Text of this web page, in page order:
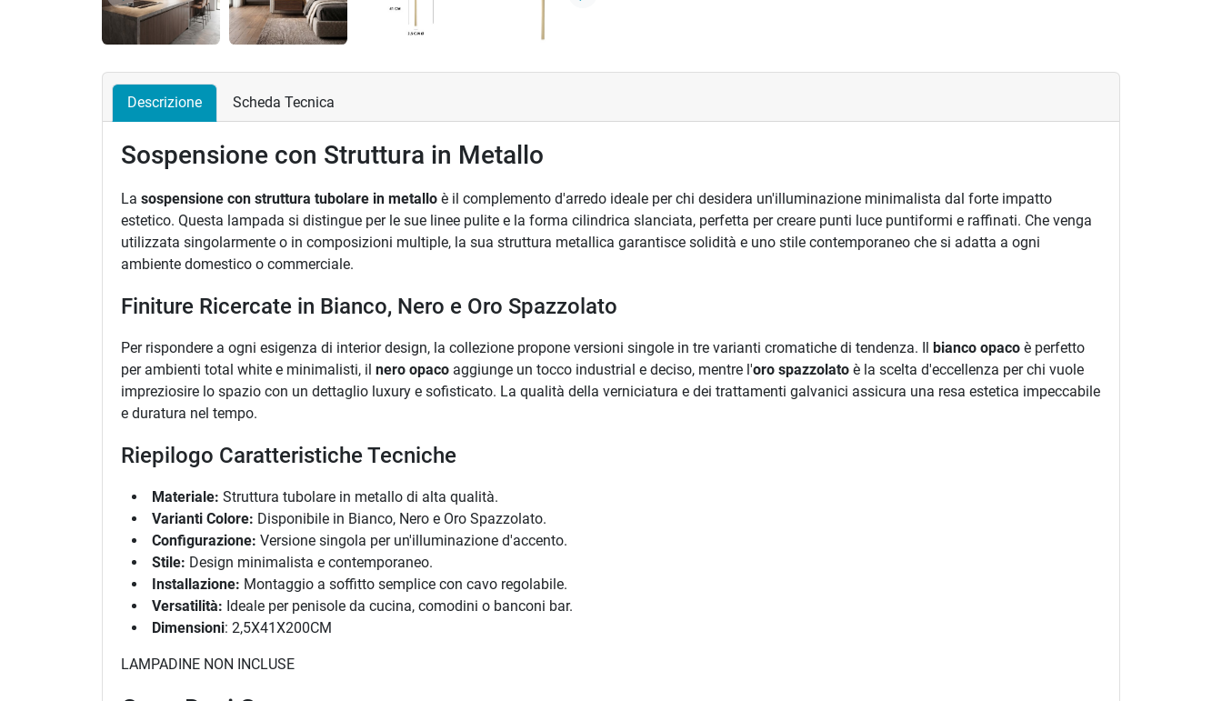
Descrizione Scheda Tecnica
Sospensione con Struttura in Metallo
La sospensione con struttura tubolare in metallo è il complemento d'arredo ideale per chi desidera un'illuminazione minimalista dal forte impatto
estetico. Questa lampada si distingue per le sue linee pulite e la forma cilindrica slanciata, perfetta per creare punti luce puntiformi e raffinati. Che venga
utilizzata singolarmente o in composizioni multiple, la sua struttura metallica garantisce solidità e uno stile contemporaneo che si adatta a ogni
ambiente domestico o commerciale.
Finiture Ricercate in Bianco, Nero e Oro Spazzolato
Per rispondere a ogni esigenza di interior design, la collezione propone versioni singole in tre varianti cromatiche di tendenza. Il bianco opaco è perfetto
per ambienti total white e minimalisti, il nero opaco aggiunge un tocco industrial e deciso, mentre l'oro spazzolato è la scelta d'eccellenza per chi vuole
impreziosire lo spazio con un dettaglio luxury e sofisticato. La qualità della verniciatura e dei trattamenti galvanici assicura una resa estetica impeccabile
e duratura nel tempo.
Riepilogo Caratteristiche Tecniche
Materiale: Struttura tubolare in metallo di alta qualità.
Varianti Colore: Disponibile in Bianco, Nero e Oro Spazzolato.
Configurazione: Versione singola per un'illuminazione d'accento.
Stile: Design minimalista e contemporaneo.
Installazione: Montaggio a soffitto semplice con cavo regolabile.
Versatilità: Ideale per penisole da cucina, comodini o banconi bar.
Dimensioni: 2,5X41X200CM
LAMPADINE NON INCLUSE